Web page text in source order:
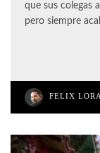
que sus colegas
pero siempre
FELIX LORA